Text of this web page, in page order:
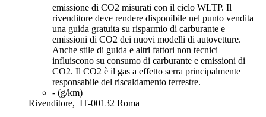
emissione di CO2 misurati con il ciclo WLTP. Il
rivenditore deve rendere disponibile nel punto vendita
una guida gratuita su risparmio di carburante e
emissioni di CO2 dei nuovi modelli di autovetture.
Anche stile di guida e altri fattori non tecnici
influiscono su consumo di carburante e emissioni di
CO2. Il CO2 è il gas a effetto serra principalmente
responsabile del riscaldamento terrestre.
- (g/km)
Rivenditore, IT-00132 Roma